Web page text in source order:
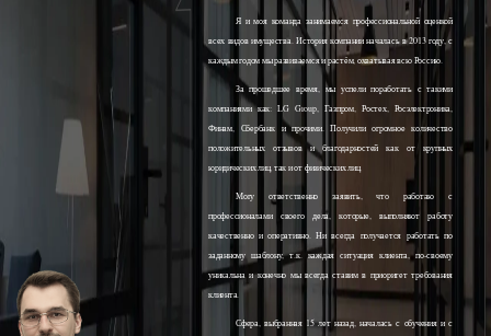
Я и моя команда занимаемся профессиональной оценкой
всех видов имущества. История компании началась в 2013 году, с
каждым годом мы развиваемся и растём, охватывая всю Россию.
За прошедшее время, мы успели поработать с такими
компаниями как: LG Group, Газпром, Ростех, Росэлектроника,
Финам, Сбербанк и прочими. Получили огромное количество
положительных отзывов и благодарностей как от крупных
юридических лиц, так и от физических лиц.
Могу ответственно заявить, что работаю с
профессионалами своего дела, которые, выполняют работу
качественно и оперативно. Ни всегда получается работать по
заданному шаблону, т.к. каждая ситуация клиента, по-своему
уникальна и конечно мы всегда ставим в приоритет требования
клиента.
Сфера, выбранная 15 лет назад, началась с обучения и с